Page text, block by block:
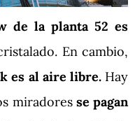
de la planta 52 es
En cambio,
es al aire libre.Hay
miradores se pagan